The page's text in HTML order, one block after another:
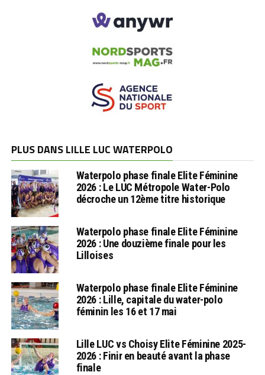
PLUS DANS LILLE LUC WATERPOLO
Waterpolo phase finale Elite Féminine
2026 : Le LUC Métropole Water-Polo
décroche un 12ème titre historique
Waterpolo phase finale Elite Féminine
2026 : Une douzième finale pour les
Lilloises
Waterpolo phase finale Elite Féminine
2026 : Lille, capitale du water-polo
féminin les 16 et 17 mai
Lille LUC vs Choisy Elite Féminine 2025-
2026 : Finir en beauté avant la phase
finale